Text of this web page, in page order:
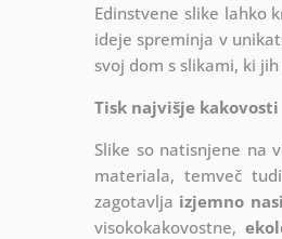
Edinstvene slike lahko
ideje spreminja v
svoj dom s slikami, ki
Tisk najvišje kakovosti
Slike so natisnjene na
materiala, temveč
zagotavlja izjemno
visokokakovostne,